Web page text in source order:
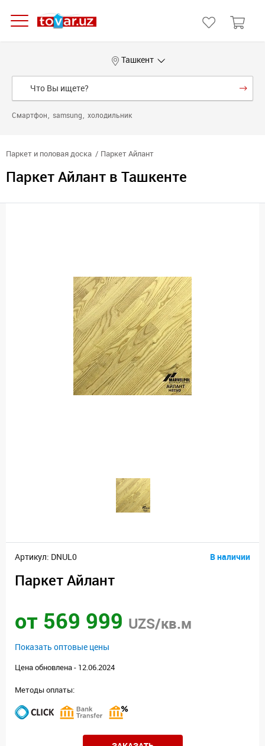
Ташкент
Смартфон samsung холодильник
Паркет и половая доска Паркет Айлант
Паркет Айлант в Ташкенте
Артикул: DNUL0 В наличии
Паркет Айлант
от 569 999 UZS/кв.м
Показать оптовые цены
Цена обновлена - 12.06.2024
Методы оплаты: